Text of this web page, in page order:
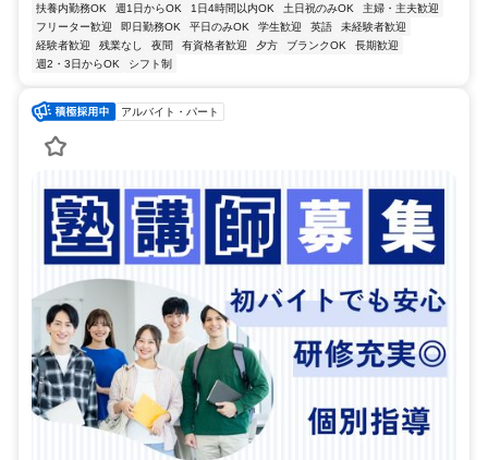
扶養内勤務OK 週1日からOK 1日4時間以内OK 土日祝のみOK
主婦・主夫歓迎
フリーター歓迎
即日勤務OK 平日のみOK 学生歓迎 英語
未経験者歓迎
経験者歓迎
残業なし 夜間 有資格者歓迎 夕方 ブランクOK
長期歓迎
週2・3日からOK
シフト制
アルバイト・パート